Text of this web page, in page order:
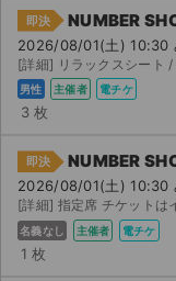
不正転売禁止法につい
チケットジャムの取り
即決 NUMBER
2026/08/01(土) 10:30
男性 主催者 電チケ
3 枚
即決 NUMBER
2026/08/01(土) 10:30
名義なし 主催者 電チケ
1 枚